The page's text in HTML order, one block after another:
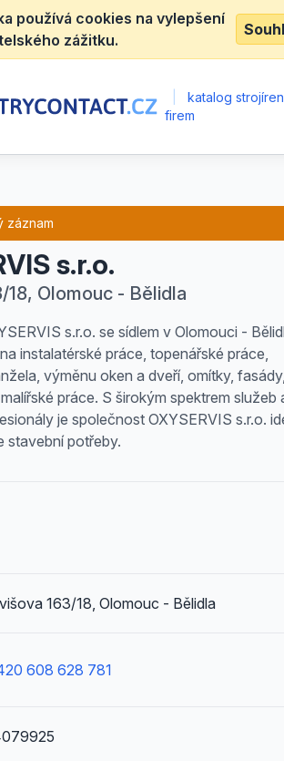
používá cookies na vylepšení
zážitku.
katalog
firem
s.r.o.
18, Olomouc - Bělidla
záznam
s.r.o. se sídlem v Olomouci -
instalatérské práce, topenářské práce,
výměnu oken a dveří, omítky,
práce. S širokým spektrem služeb
je společnost OXYSERVIS s.r.o.
stavební potřeby.
163/18, Olomouc - Bělidla
608 628 781